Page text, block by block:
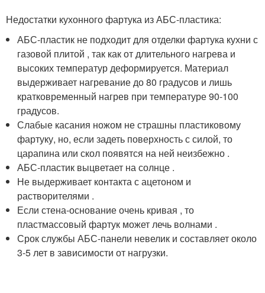
Недостатки кухонного фартука из АБС-пластика:
АБС-пластик не подходит для отделки фартука кухни с
газовой плитой , так как от длительного нагрева и
высоких температур деформируется. Материал
выдерживает нагревание до 80 градусов и лишь
кратковременный нагрев при температуре 90-100
градусов.
Слабые касания ножом не страшны пластиковому
фартуку, но, если задеть поверхность с силой, то
царапина или скол появятся на ней неизбежно .
АБС-пластик выцветает на солнце .
Не выдерживает контакта с ацетоном и
растворителями .
Если стена-основание очень кривая , то
пластмассовый фартук может лечь волнами .
Срок службы АБС-панели невелик и составляет около
3-5 лет в зависимости от нагрузки.